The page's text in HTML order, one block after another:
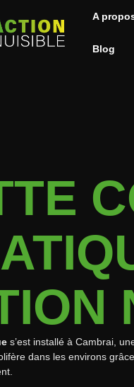
A
Blog
s’est installé à Cambrai,
dans les environs